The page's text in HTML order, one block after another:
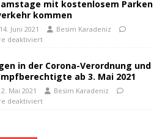
mit kostenlosem Parken
kommen
Juni 2021
Besim Karadeniz
deaktiviert
in der Corona-Verordnung und
ab 3. Mai 2021
Mai 2021
Besim Karadeniz
deaktiviert